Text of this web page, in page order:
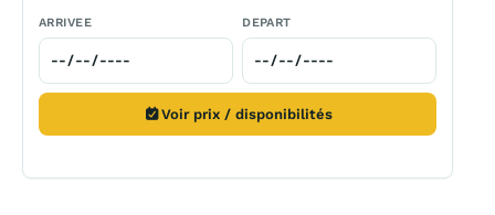
ARRIVEE DEPART
Voir prix / disponibilités